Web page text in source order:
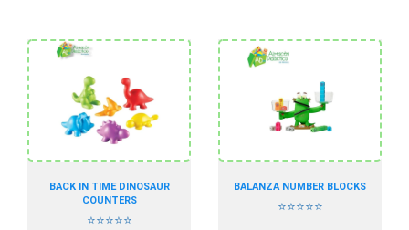
BACK IN TIME DINOSAUR
COUNTERS
⭐⭐⭐⭐⭐
BALANZA NUMBER BLOCKS
⭐⭐⭐⭐⭐